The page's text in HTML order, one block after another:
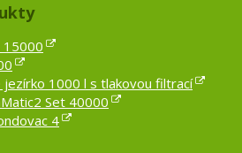
15000
1000 l s tlakovou filtrací
Set 40000
4